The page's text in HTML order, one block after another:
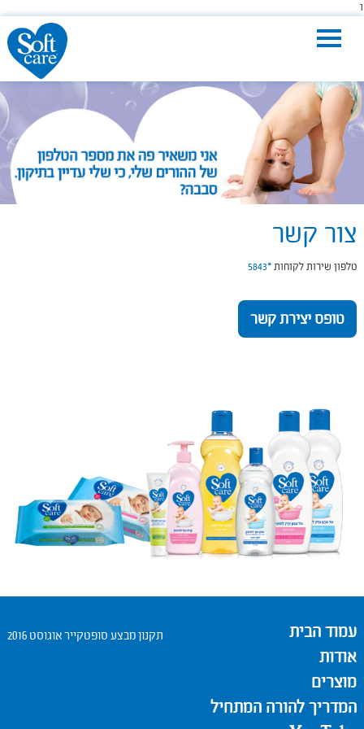
1
Toggle
צור קשר
טלפון שירות לקוחות *5843
טופס יצירת קשר
עמוד הבית
אודות
מוצרים
המדריך להורה המתחיל
תקנון מבצע סופטקייר אוגוסט 2016